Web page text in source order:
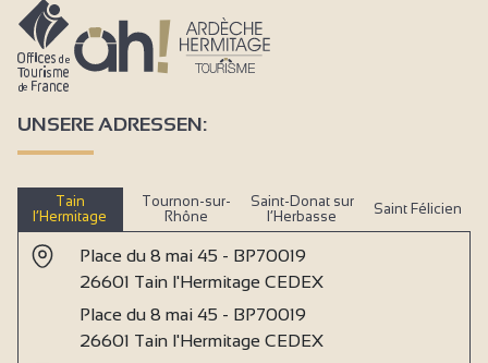
UNSERE ADRESSEN:
Tain
l’Hermitage
Tournon-sur-
Rhône
Saint-Donat sur
l’Herbasse
Saint Félicien
Place du 8 mai 45 - BP70019
26601 Tain l'Hermitage CEDEX
Place du 8 mai 45 - BP70019
26601 Tain l'Hermitage CEDEX